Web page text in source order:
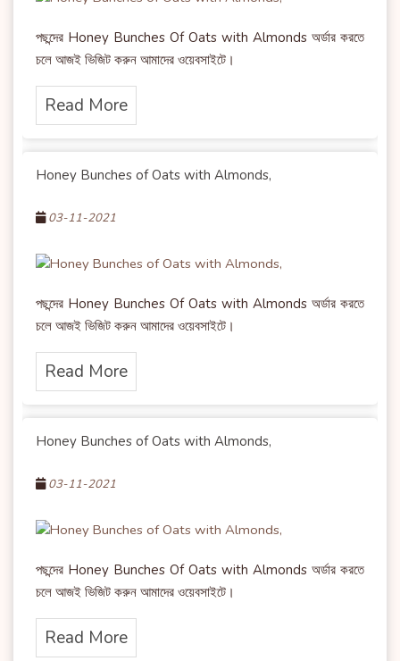
পছন্দের Honey Bunches Of Oats with Almonds অর্ডার করতে
চলে আজই ভিজিট করুন আমাদের ওয়েবসাইটে।
Read More
Honey Bunches of Oats with Almonds,
03-11-2021
পছন্দের Honey Bunches Of Oats with Almonds অর্ডার করতে
চলে আজই ভিজিট করুন আমাদের ওয়েবসাইটে।
Read More
Honey Bunches of Oats with Almonds,
03-11-2021
পছন্দের Honey Bunches Of Oats with Almonds অর্ডার করতে
চলে আজই ভিজিট করুন আমাদের ওয়েবসাইটে।
Read More